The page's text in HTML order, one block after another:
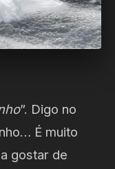
”. Digo no
É muito
gostar de